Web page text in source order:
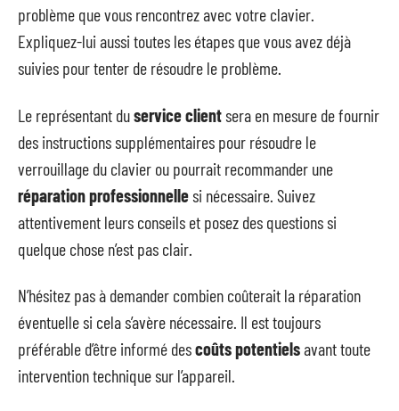
problème que vous rencontrez avec votre clavier.
Expliquez-lui aussi toutes les étapes que vous avez déjà
suivies pour tenter de résoudre le problème.
Le représentant duservice clientsera en mesure de fournir
des instructions supplémentaires pour résoudre le
verrouillage du clavier ou pourrait recommander une
réparation professionnellesi nécessaire. Suivez
attentivement leurs conseils et posez des questions si
quelque chose n’est pas clair.
N’hésitez pas à demander combien coûterait la réparation
éventuelle si cela s’avère nécessaire. Il est toujours
préférable d’être informé descoûts potentielsavant toute
intervention technique sur l’appareil.